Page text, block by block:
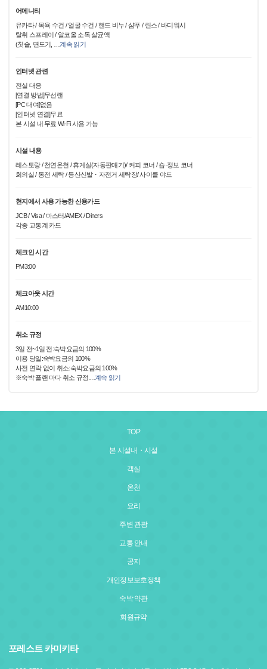
어메니티
유카타 / 목욕 수건 / 얼굴 수건 / 핸드 비누 / 샴푸 / 린스 / 바디워시
탈취 스프레이 / 알코올 소독 살균액
(칫솔, 면도기,
계속 읽기
인터넷 관련
전실 대응
[연결 방법]무선랜
[PC 대여]없음
[인터넷 연결]무료
본 시설 내 무료 Wi-Fi 사용 가능
시설 내용
레스토랑 / 천연온천 / 휴게실(자동판매기)/ 커피 코너 / 숍·정보 코너
회의실 / 동전 세탁 / 등산신발・자전거 세탁장/ 사이클 야드
현지에서 사용 가능한 신용카드
JCB / Visa / 마스터/AMEX / Diners
각종 교통계 카드
체크인 시간
PM3:00
체크아웃 시간
AM10:00
취소 규정
3일 전~1일 전:숙박요금의 100%
이용 당일:숙박요금의 100%
사전 연락 없이 취소:숙박요금의 100%
※숙박 플랜 마다 취소 규정
계속 읽기
TOP
본 시설내・시설
객실
온천
요리
주변 관광
교통 안내
공지
개인정보보호정책
숙박 약관
회원규약
포레스트 카미키타